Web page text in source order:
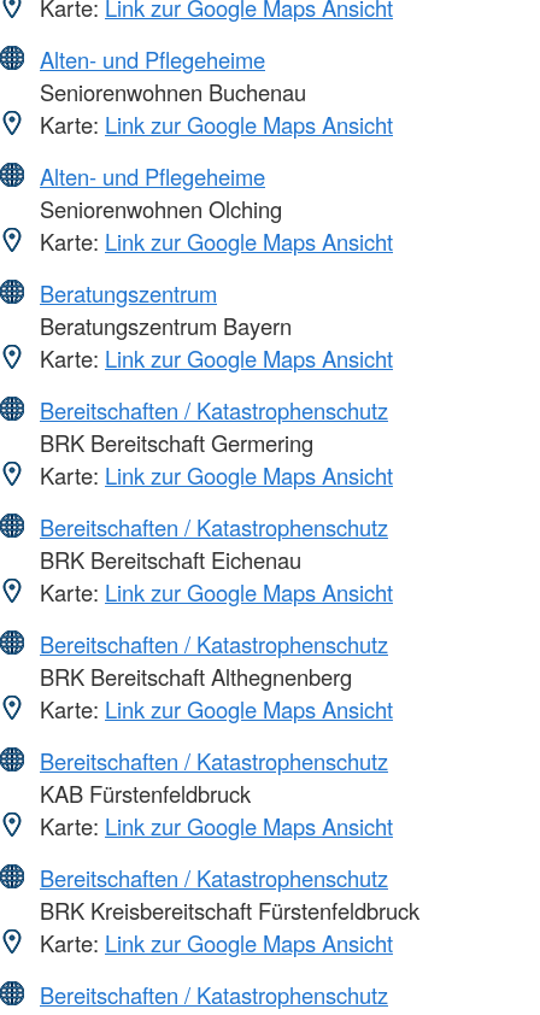
Karte: Link zur Google Maps Ansicht
Alten- und Pflegeheime
Seniorenwohnen Buchenau
Karte: Link zur Google Maps Ansicht
Alten- und Pflegeheime
Seniorenwohnen Olching
Karte: Link zur Google Maps Ansicht
Beratungszentrum
Beratungszentrum Bayern
Karte: Link zur Google Maps Ansicht
Bereitschaften / Katastrophenschutz
BRK Bereitschaft Germering
Karte: Link zur Google Maps Ansicht
Bereitschaften / Katastrophenschutz
BRK Bereitschaft Eichenau
Karte: Link zur Google Maps Ansicht
Bereitschaften / Katastrophenschutz
BRK Bereitschaft Althegnenberg
Karte: Link zur Google Maps Ansicht
Bereitschaften / Katastrophenschutz
KAB Fürstenfeldbruck
Karte: Link zur Google Maps Ansicht
Bereitschaften / Katastrophenschutz
BRK Kreisbereitschaft Fürstenfeldbruck
Karte: Link zur Google Maps Ansicht
Bereitschaften / Katastrophenschutz